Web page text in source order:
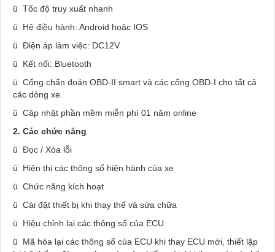
ü Tốc độ truy xuất nhanh
ü Hệ điều hành: Android hoặc IOS
ü Điện áp làm việc: DC12V
ü Kết nối: Bluetooth
ü Cổng chẩn đoán OBD-II smart và các cổng OBD-I cho tất cả
các dòng xe.
ü Câp nhật phần mềm miễn phí 01 năm online
2. Các chức năng
ü Đọc / Xóa lỗi
ü Hiện thị các thông số hiện hành của xe
ü Chức năng kích hoạt
ü Cài đặt thiết bị khi thay thế và sửa chữa
ü Hiệu chỉnh lại các thông số của ECU
ü Mã hóa lại các thông số của ECU khi thay ECU mới, thiết lập